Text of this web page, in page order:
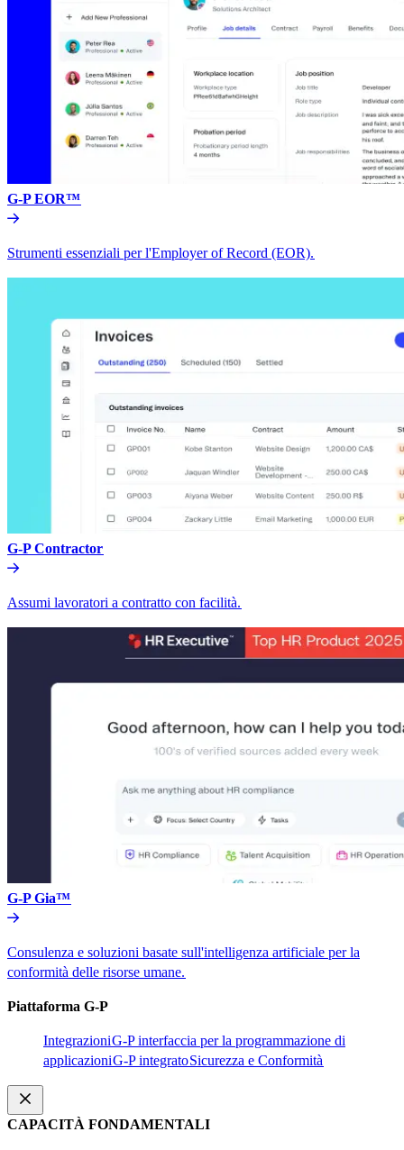
G-P EOR™​​
Strumenti essenziali per l'Employer of Record (EOR).​​
G-P Contractor​​
Assumi lavoratori a contratto con facilità.​​
G-P Gia™​​
Consulenza e soluzioni basate sull'intelligenza artificiale per la
conformità delle risorse umane.​​
Piattaforma G-P​​
Integrazioni​​G-P interfaccia per la programmazione di
applicazioni​​G-P integrato​​Sicurezza e Conformità​​
CAPACITÀ FONDAMENTALI​​